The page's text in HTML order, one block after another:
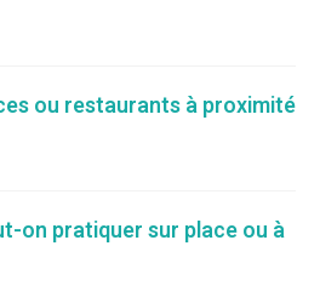
ou restaurants à proximité
on pratiquer sur place ou à